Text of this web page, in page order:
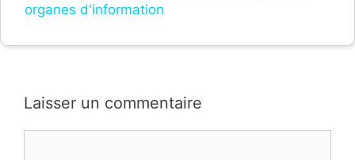
organes d'information
Laisser un commentaire